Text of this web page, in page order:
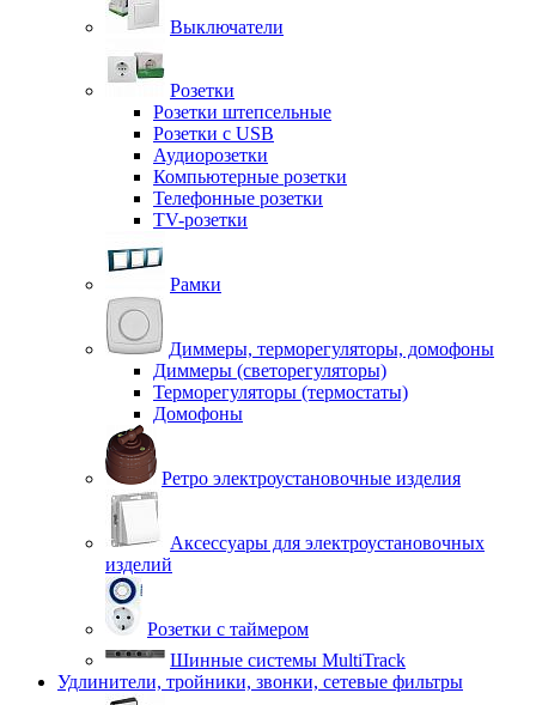
Выключатели
Розетки
Розетки штепсельные
Розетки с USB
Аудиорозетки
Компьютерные розетки
Телефонные розетки
TV-розетки
Рамки
Диммеры, терморегуляторы, домофоны
Диммеры (светорегуляторы)
Терморегуляторы (термостаты)
Домофоны
Ретро электроустановочные изделия
Аксессуары для электроустановочных
изделий
Розетки с таймером
Шинные системы MultiTrack
Удлинители, тройники, звонки, сетевые фильтры